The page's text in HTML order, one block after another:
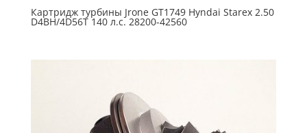
Картридж турбины Jrone GT1749 Hyndai Starex 2.50
D4BH/4D56T 140 л.с. 28200-42560